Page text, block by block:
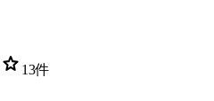
star 13件